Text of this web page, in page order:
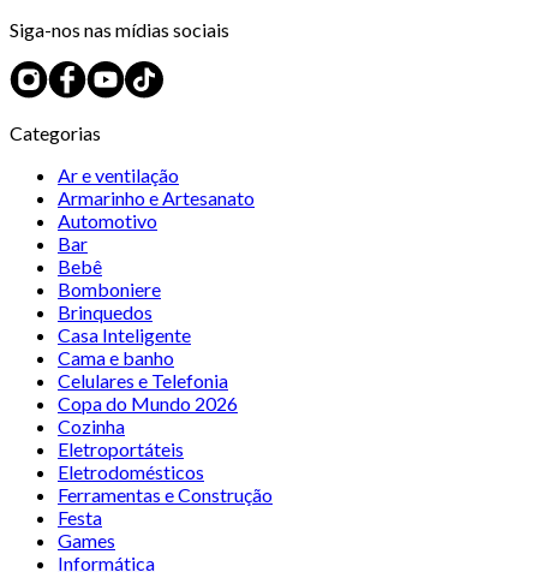
Siga-nos nas mídias sociais
Categorias
Ar e ventilação
Armarinho e Artesanato
Automotivo
Bar
Bebê
Bomboniere
Brinquedos
Casa Inteligente
Cama e banho
Celulares e Telefonia
Copa do Mundo 2026
Cozinha
Eletroportáteis
Eletrodomésticos
Ferramentas e Construção
Festa
Games
Informática